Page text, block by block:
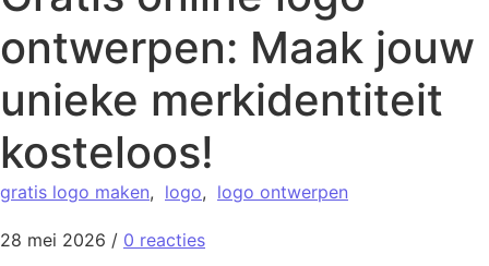
ontwerpen: Maak jouw
unieke merkidentiteit
kosteloos!
gratis logo maken, logo, logo ontwerpen
28 mei 2026 / 0 reacties